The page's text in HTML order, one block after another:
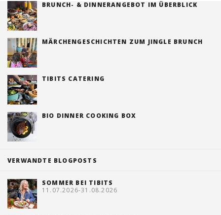
BRUNCH- & DINNERANGEBOT IM ÜBERBLICK
MÄRCHENGESCHICHTEN ZUM JINGLE BRUNCH
TIBITS CATERING
BIO DINNER COOKING BOX
VERWANDTE BLOGPOSTS
SOMMER BEI TIBITS
11.07.2026-31.08.2026